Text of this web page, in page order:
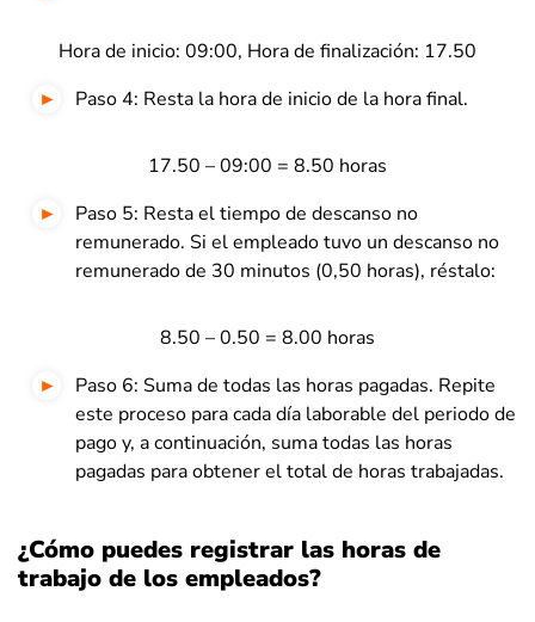
Hora de inicio: 09:00, Hora de finalización: 17.50
Paso 4: Resta la hora de inicio de la hora final.
17.50 – 09:00 = 8.50 horas
Paso 5: Resta el tiempo de descanso no
remunerado. Si el empleado tuvo un descanso no
remunerado de 30 minutos (0,50 horas), réstalo:
8.50 – 0.50 = 8.00 horas
Paso 6: Suma de todas las horas pagadas. Repite
este proceso para cada día laborable del periodo de
pago y, a continuación, suma todas las horas
pagadas para obtener el total de horas trabajadas.
¿Cómo puedes registrar las horas de
trabajo de los empleados?